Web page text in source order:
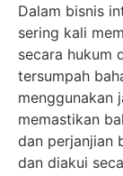
Dalam bisnis
sering kali
secara hukum
tersumpah
menggunakan
memastikan
dan perjanjian
dan diakui